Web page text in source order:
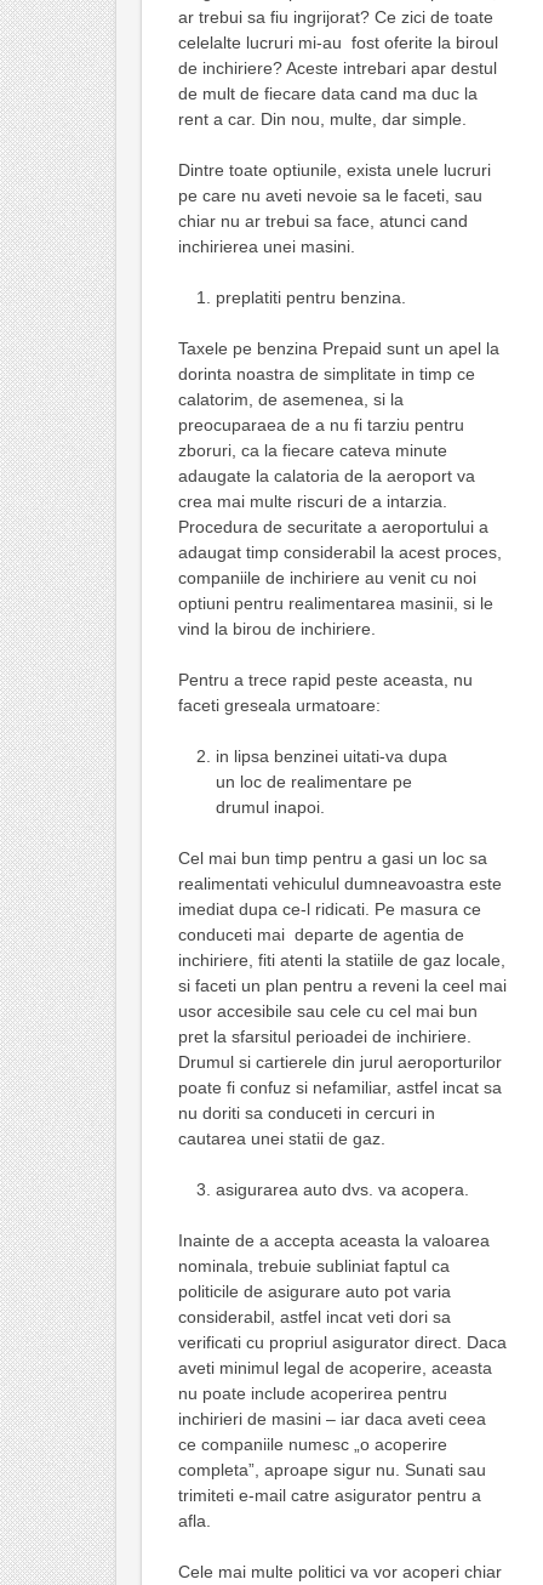
ar trebui sa fiu ingrijorat? Ce zici de toate
celelalte lucruri mi-au fost oferite la biroul
de inchiriere? Aceste intrebari apar destul
de mult de fiecare data cand ma duc la
rent a car. Din nou, multe, dar simple.
Dintre toate optiunile, exista unele lucruri
pe care nu aveti nevoie sa le faceti, sau
chiar nu ar trebui sa face, atunci cand
inchirierea unei masini.
preplatiti pentru benzina.
Taxele pe benzina Prepaid sunt un apel la
dorinta noastra de simplitate in timp ce
calatorim, de asemenea, si la
preocuparaea de a nu fi tarziu pentru
zboruri, ca la fiecare cateva minute
adaugate la calatoria de la aeroport va
crea mai multe riscuri de a intarzia.
Procedura de securitate a aeroportului a
adaugat timp considerabil la acest proces,
companiile de inchiriere au venit cu noi
optiuni pentru realimentarea masinii, si le
vind la birou de inchiriere.
Pentru a trece rapid peste aceasta, nu
faceti greseala urmatoare:
in lipsa benzinei uitati-va dupa
un loc de realimentare pe
drumul inapoi.
Cel mai bun timp pentru a gasi un loc sa
realimentati vehiculul dumneavoastra este
imediat dupa ce-l ridicati. Pe masura ce
conduceti mai departe de agentia de
inchiriere, fiti atenti la statiile de gaz locale,
si faceti un plan pentru a reveni la ceel mai
usor accesibile sau cele cu cel mai bun
pret la sfarsitul perioadei de inchiriere.
Drumul si cartierele din jurul aeroporturilor
poate fi confuz si nefamiliar, astfel incat sa
nu doriti sa conduceti in cercuri in
cautarea unei statii de gaz.
asigurarea auto dvs. va acopera.
Inainte de a accepta aceasta la valoarea
nominala, trebuie subliniat faptul ca
politicile de asigurare auto pot varia
considerabil, astfel incat veti dori sa
verificati cu propriul asigurator direct. Daca
aveti minimul legal de acoperire, aceasta
nu poate include acoperirea pentru
inchirieri de masini – iar daca aveti ceea
ce companiile numesc „o acoperire
completa”, aproape sigur nu. Sunati sau
trimiteti e-mail catre asigurator pentru a
afla.
Cele mai multe politici va vor acoperi chiar